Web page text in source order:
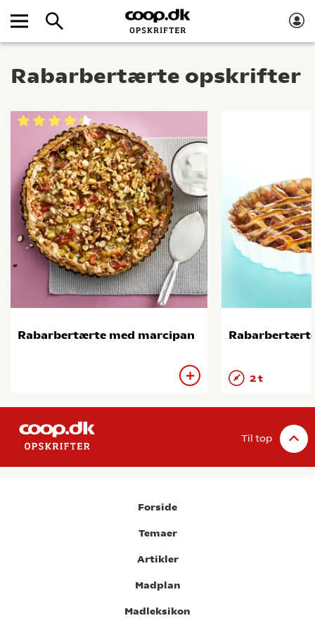
Rabarbertærte opskrifter
Rabarbertærte med marcipan
2 t
Til top
Forside
Temaer
Artikler
Madplan
Madleksikon